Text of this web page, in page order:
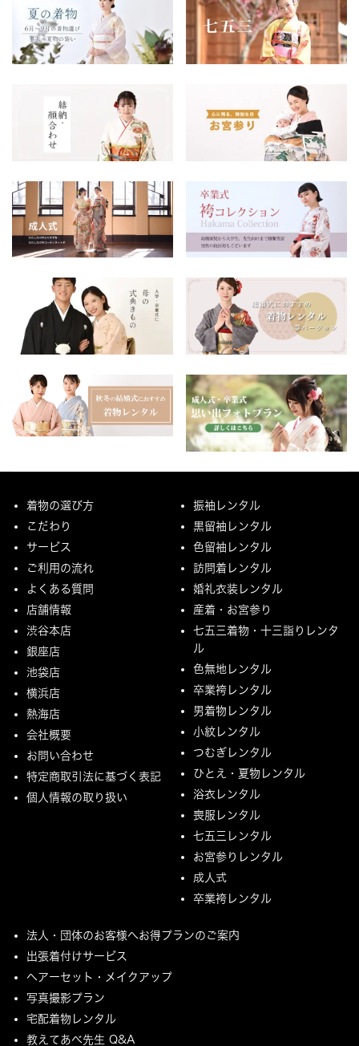
着物の選び方
こだわり
サービス
ご利用の流れ
よくある質問
店舗情報
渋谷本店
銀座店
池袋店
横浜店
熱海店
会社概要
お問い合わせ
特定商取引法に基づく表記
個人情報の取り扱い
振袖レンタル
黒留袖レンタル
色留袖レンタル
訪問着レンタル
婚礼衣装レンタル
産着・お宮参り
七五三着物・十三詣りレンタ
ル
色無地レンタル
卒業袴レンタル
男着物レンタル
小紋レンタル
つむぎレンタル
ひとえ・夏物レンタル
浴衣レンタル
喪服レンタル
七五三レンタル
お宮参りレンタル
成人式
卒業袴レンタル
法人・団体のお客様へお得プランのご案内
出張着付けサービス
ヘアーセット・メイクアップ
写真撮影プラン
宅配着物レンタル
教えてあべ先生 Q&A